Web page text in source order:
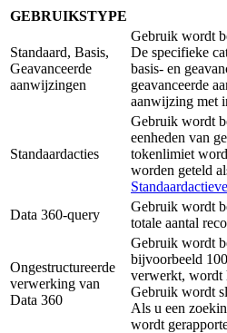
GEBRUIKSTYPE
Standaard, Basis,
Geavanceerde
aanwijzingen
Gebruik wordt
De specifieke
basis- en
geavanceerde
aanwijzing met
Standaardacties
Gebruik wordt
eenheden van
tokenlimiet
worden geteld
Data 360-query
Gebruik wordt
totale aantal
Ongestructureerde
verwerking van
Data 360
Gebruik wordt
bijvoorbeeld
verwerkt, wordt
Gebruik wordt
Als u een
wordt